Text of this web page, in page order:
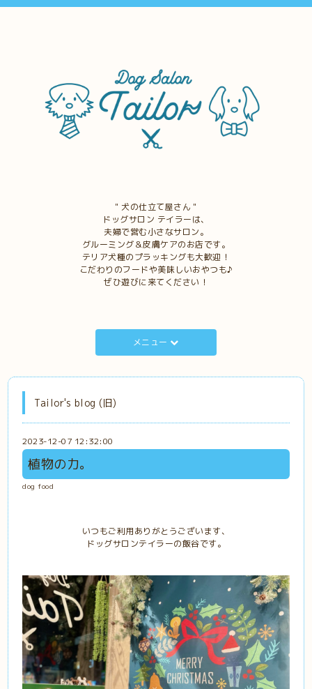
＂犬の仕立て屋さん＂
ドッグサロン テイラーは、
夫婦で営む小さなサロン。
グルーミング＆皮膚ケアのお店です。
テリア犬種のプラッキングも大歓迎！
こだわりのフードや美味しいおやつも♪
ぜひ遊びに来てください！
メニュー
Tailor's blog (旧)
2023-12-07 12:32:00
植物の力。
dog food
いつもご利用ありがとうございます、
ドッグサロンテイラーの飯谷です。